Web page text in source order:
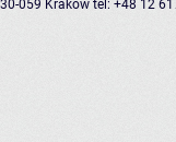
30-059 Kraków tel: +48 12